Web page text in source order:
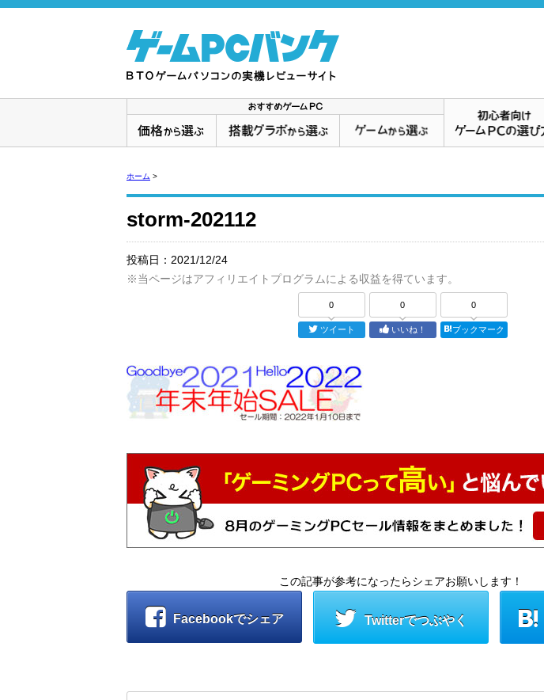
ホーム >
storm-202112
投稿日： 2021/12/24
※当ページはアフィリエイトプログラムによる収益を得ています。
0
ツイート
0
いいね！
0
ブックマーク
この記事が参考になったらシェアお願いします！
Facebookでシェア Twitterでつぶやく